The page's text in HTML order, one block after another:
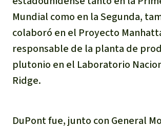
Mundial como en la Segunda,
colaboró en el Proyecto
responsable de la planta de
plutonio en el Laboratorio
Ridge.
DuPont fue, junto con General